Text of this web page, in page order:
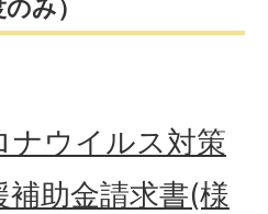
み）
ナウイルス対策
補助金請求書(様